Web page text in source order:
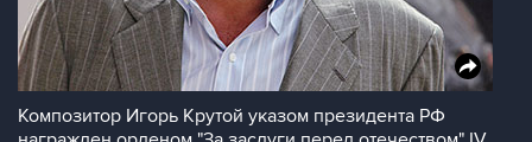
Композитор Игорь Крутой указом президента РФ